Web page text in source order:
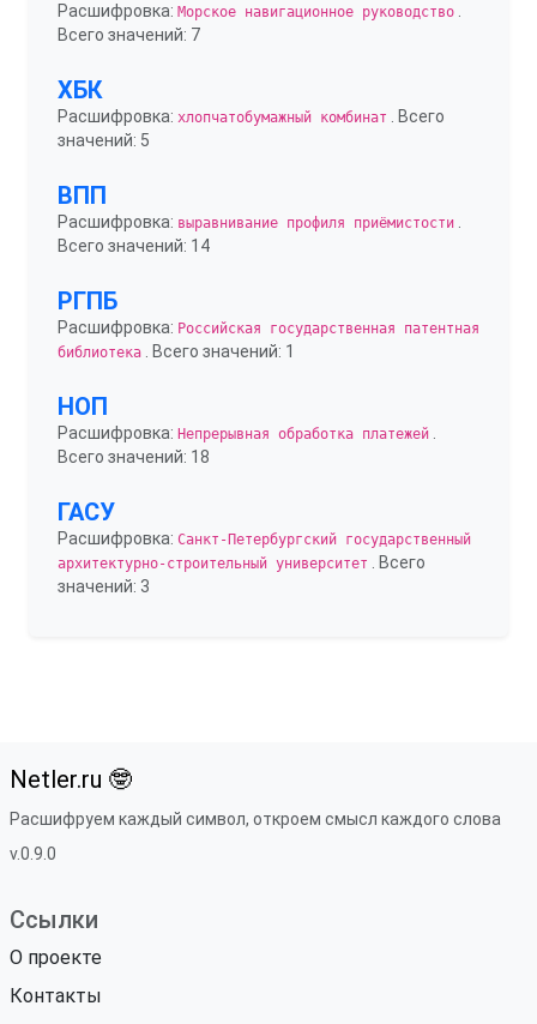
Расшифровка: Морское навигационное руководство
Всего значений: 7
ХБК
Расшифровка: хлопчатобумажный комбинат
. Всего
значений: 5
ВПП
Расшифровка: выравнивание профиля приёмистости
Всего значений: 14
РГПБ
Расшифровка: Российская государственная патентная
библиотека . Всего значений: 1
НОП
Расшифровка: Непрерывная обработка платежей
Всего значений: 18
ГАСУ
Расшифровка: Санкт-Петербургский государственный
архитектурно-строительный университет
. Всего
значений: 3
Netler.ru 🤓
Расшифруем каждый символ, откроем смысл каждого слова
v.0.9.0
Ссылки
О проекте
Контакты